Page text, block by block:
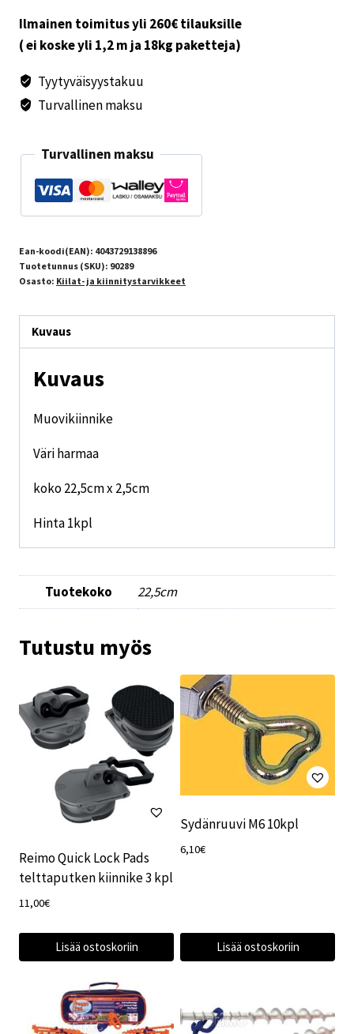
Ilmainen toimitus yli 260€ tilauksille
( ei koske yli 1,2 m ja 18kg paketteja)
Tyytyväisyystakuu
Turvallinen maksu
Turvallinen maksu
Ean-koodi(EAN): 4043729138896
Tuotetunnus (SKU): 90289
Osasto: Kiilat- ja kiinnitystarvikkeet
Kuvaus
Kuvaus
Muovikiinnike
Väri harmaa
koko 22,5cm x 2,5cm
Hinta 1kpl
Tuotekoko 22,5cm
Tutustu myös
Reimo Quick Lock Pads
telttaputken kiinnike 3 kpl
11,00€
Lisää ostoskoriin
Sydänruuvi M6 10kpl
6,10€
Lisää ostoskoriin